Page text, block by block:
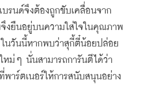
รนด์จึงต้องถูกขับเคลื่อนจาก
งยืนอยู่บนความใส่ใจในคุณภาพ
นวันนี้หากพบว่าสุกี้ตี๋น้อยปล่อย
หม่ๆ นั่นสามารถการันตีได้ว่า
พาร์ตเนอร์ให้การสนับสนุนอย่าง